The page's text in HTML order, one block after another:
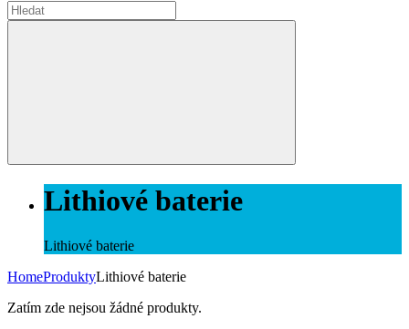
Lithiové baterie
Lithiové baterie
HomeProduktyLithiové baterie
Zatím zde nejsou žádné produkty.